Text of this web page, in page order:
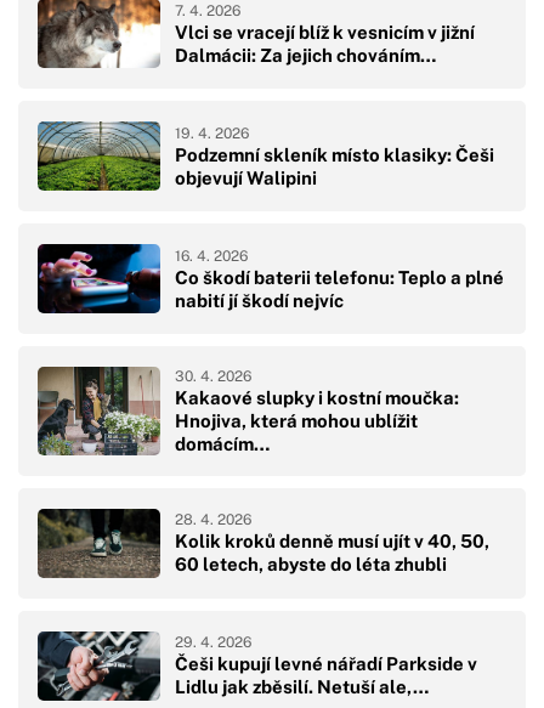
Vlci se vracejí blíž k vesnicím v jižní
Dalmácii: Za jejich chováním…
7. 4. 2026
Podzemní skleník místo klasiky: Češi
objevují Walipini
19. 4. 2026
Co škodí baterii telefonu: Teplo a plné
nabití jí škodí nejvíc
16. 4. 2026
Kakaové slupky i kostní moučka:
Hnojiva, která mohou ublížit
domácím…
30. 4. 2026
Kolik kroků denně musí ujít v 40, 50,
60 letech, abyste do léta zhubli
28. 4. 2026
Češi kupují levné nářadí Parkside v
Lidlu jak zběsilí. Netuší ale,…
29. 4. 2026